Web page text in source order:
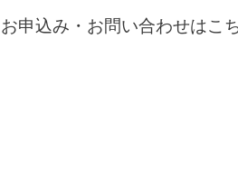
お申込み・お問い合わせはこ